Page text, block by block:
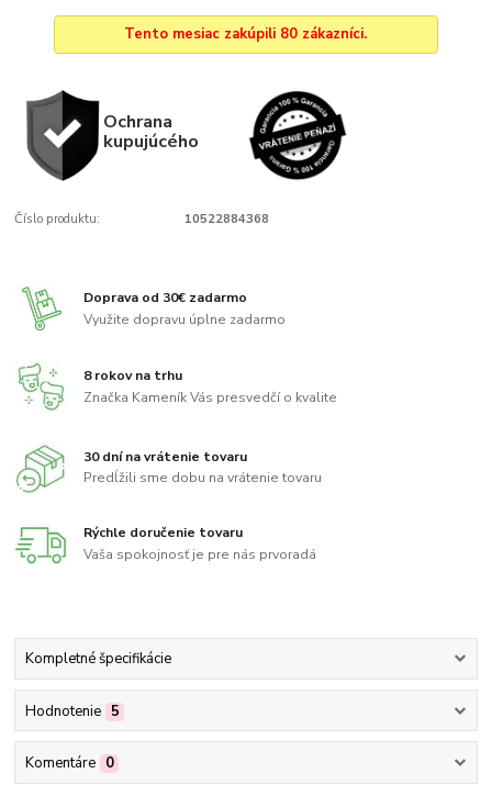
Tento mesiac zakúpili 80 zákazníci.
Ochrana
kupujúcého
Číslo produktu: 10522884368
Doprava od 30€ zadarmo
Využite dopravu úplne zadarmo
8 rokov na trhu
Značka Kameník Vás presvedčí o kvalite
30 dní na vrátenie tovaru
Predĺžili sme dobu na vrátenie tovaru
Rýchle doručenie tovaru
Vaša spokojnosť je pre nás prvoradá
Kompletné špecifikácie
Hodnotenie 5
Komentáre 0